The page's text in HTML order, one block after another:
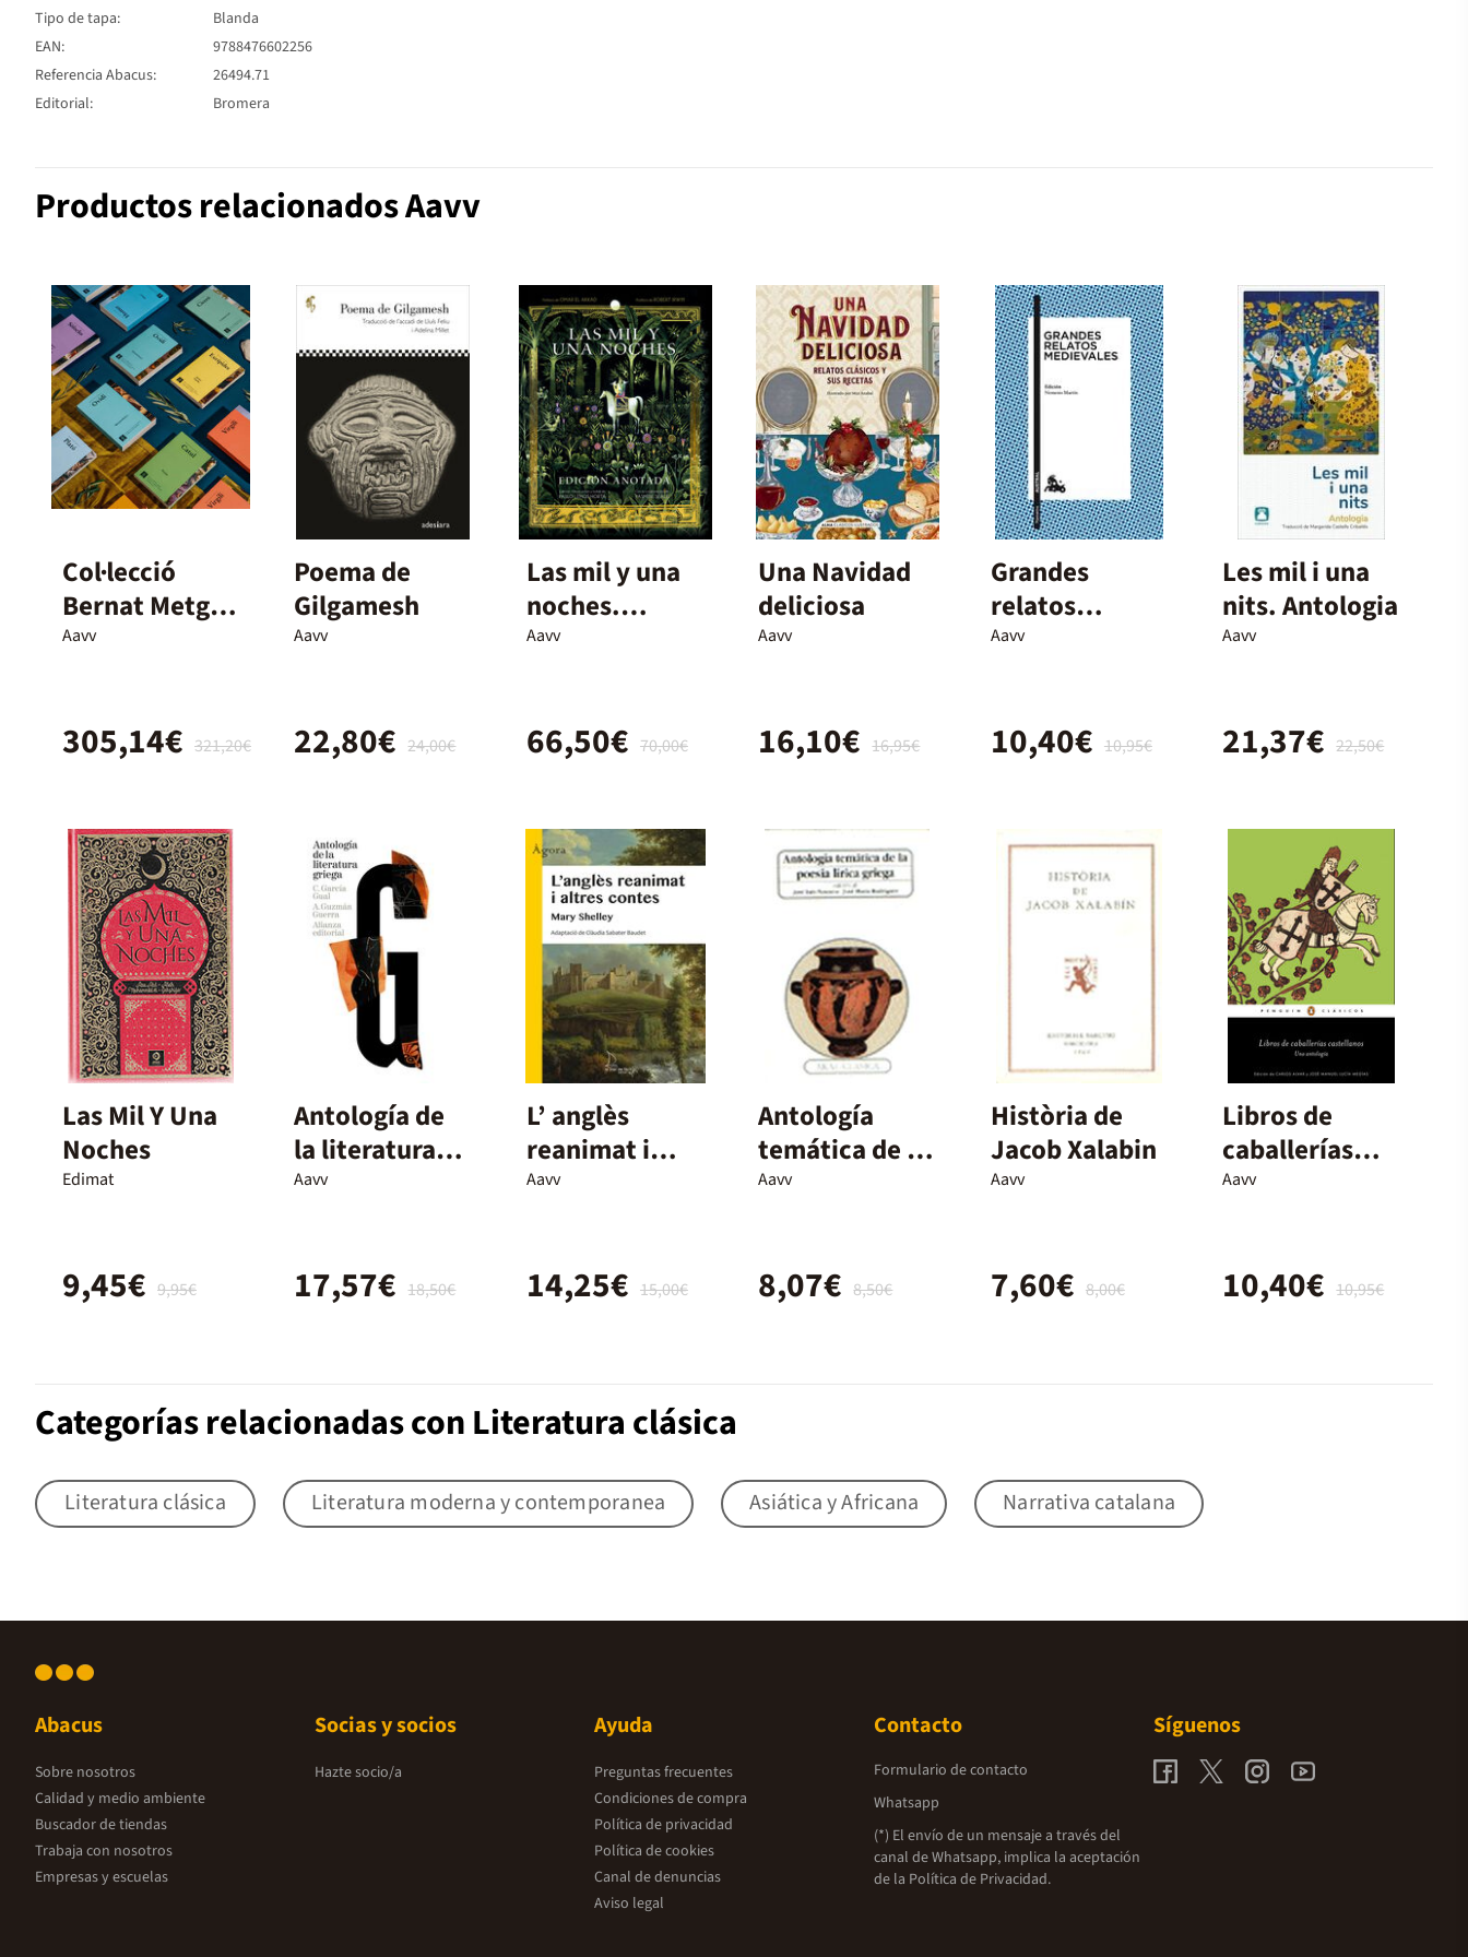
Tipo de tapa:
Blanda
EAN:
9788476602256
Referencia Abacus:
26494.71
Editorial:
Bromera
Productos relacionados Aavv
Col·lecció
Bernat Metge
Essencial
Aavv
321,20€
305,14€
Poema de
Gilgamesh
Aavv
24,00€
22,80€
Las mil y una
noches.
Edición
Aavv
70,00€
66,50€
Una Navidad
deliciosa
Aavv
16,95€
16,10€
Grandes
relatos
medievales
Aavv
10,95€
10,40€
Les mil i una
nits. Antologia
Aavv
22,50€
21,37€
Las Mil Y Una
Noches
Edimat
9,95€
9,45€
Antología de
la literatura
griega
Aavv
18,50€
17,57€
L’ anglès
reanimat i
altres contes
Aavv
15,00€
14,25€
Antología
temática de la
poesía lírica
Aavv
8,50€
8,07€
Història de
Jacob Xalabin
Aavv
8,00€
7,60€
Libros de
caballerías
castellanos
Aavv
10,95€
10,40€
Categorías relacionadas con Literatura clásica
Literatura clásica Literatura moderna y contemporanea Asiática y Africana Narrativa catalana
Abacus
Sobre nosotros
Calidad y medio ambiente
Buscador de tiendas
Trabaja con nosotros
Empresas y escuelas
Socias y socios
Hazte socio/a
Ayuda
Preguntas frecuentes
Condiciones de compra
Política de privacidad
Política de cookies
Canal de denuncias
Aviso legal
Contacto
Formulario de contacto
Whatsapp
(*) El envío de un mensaje a través del
canal de Whatsapp, implica la aceptación
de la Política de Privacidad.
Síguenos